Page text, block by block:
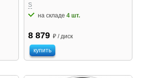
S
на складе4 шт.
8 879 ₽ / диск
купить